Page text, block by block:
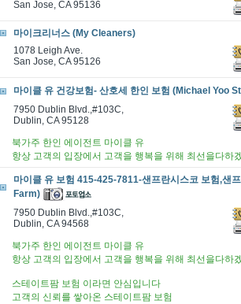
San Jose, CA 95136
마이크리너스 (My Cleaners)
1078 Leigh Ave.
San Jose, CA 95126
마이클 유 건강보험- 산호세 한인 보험 (Michael Yoo
7950 Dublin Blvd.,#103C,
Dublin, CA 95128
북가주 한인 에이전트 마이클 유
항상 고객의 입장에서 고객을 행복을 위해 최선을다하
마이클 유 보험 415-425-7811-샌프란시스코 보험,샌
Farm)
7950 Dublin Blvd.,#103C,
Dublin, CA 94568
북가주 한인 에이전트 마이클 유
항상 고객의 입장에서 고객을 행복을 위해 최선을다하
스테이트팜 보험 이라면 안심입니다
고객의 신뢰를 쌓아온 스테이트팜 보험